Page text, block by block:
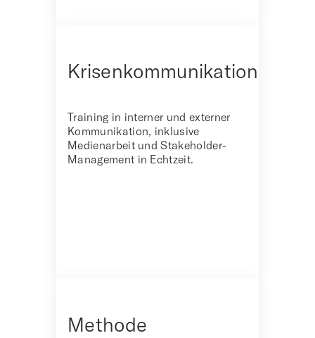
Krisenkommunikation
Training in interner und externer
Kommunikation, inklusive
Medienarbeit und Stakeholder-
Management in Echtzeit.
Methode